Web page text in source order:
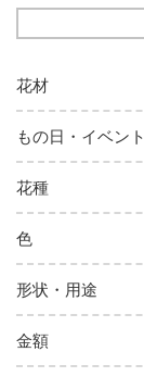
花材
もの日・イベント
花種
色
形状・用途
金額